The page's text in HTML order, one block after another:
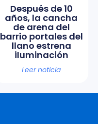
Después de 10
años, la cancha
de arena del
barrio portales del
llano estrena
iluminación
Leer noticia